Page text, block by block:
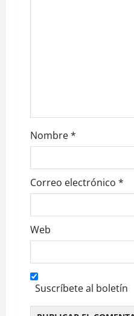
a
s
Nombre*
Correo electrónico *
Web
Suscríbete al boletín